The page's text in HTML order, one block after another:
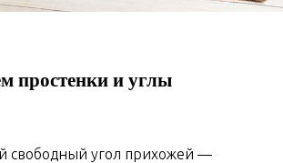
простенки и углы
свободный угол прихожей —